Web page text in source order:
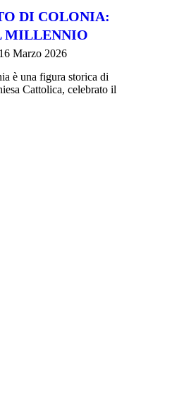
DI COLONIA:
MILLENNIO
16 Marzo 2026
è una figura storica di
Cattolica, celebrato il